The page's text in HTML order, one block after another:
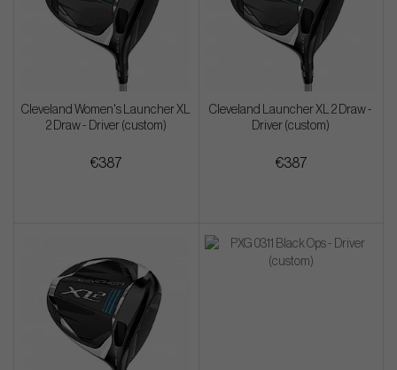
Cleveland Women's Launcher XL
2 Draw - Driver (custom)
€387
Cleveland Launcher XL 2 Draw -
Driver (custom)
€387